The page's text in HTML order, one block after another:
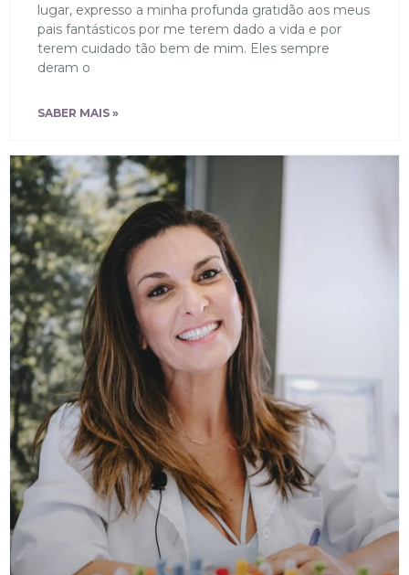
lugar, expresso a minha profunda gratidão aos meus
pais fantásticos por me terem dado a vida e por
terem cuidado tão bem de mim. Eles sempre
deram o
SABER MAIS »